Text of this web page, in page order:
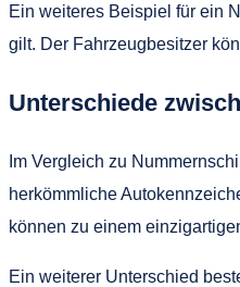
Ein weiteres Beispiel für ein
gilt. Der Fahrzeugbesitzer
Unterschiede
Im Vergleich zu
herkömmliche
können zu einem
Ein weiterer Unterschied